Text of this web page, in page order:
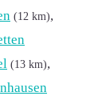
(12 km),
(13 km),